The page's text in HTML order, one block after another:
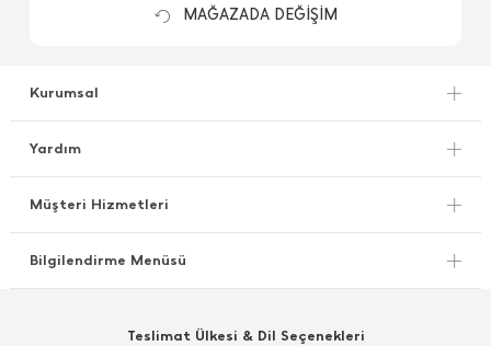
MAĞAZADA DEĞİŞİM
Kurumsal
Yardım
Müşteri Hizmetleri
Bilgilendirme Menüsü
Teslimat Ülkesi & Dil Seçenekleri